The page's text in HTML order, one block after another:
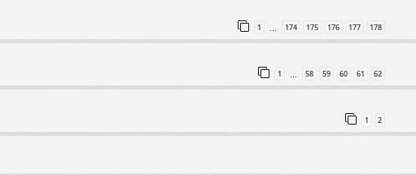
1 … 174 175 176 177 178
1 … 58 59 60 61 62
1 2